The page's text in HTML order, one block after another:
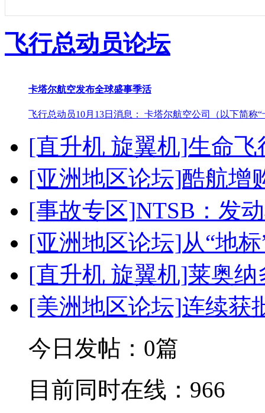
飞行总动员论坛
卡塔尔航空发布全球盛事季活
飞行总动员10月13日消息： 卡塔尔航空公司（以下简称“
[直升机 旋翼机]生命飞
[亚洲地区论坛]酷航增
[事故专区]NTSB：发
[亚洲地区论坛]从“地
[直升机 旋翼机]莱奥纳
[美洲地区论坛]连续获
今日发帖： 0篇
目前同时在线： 966